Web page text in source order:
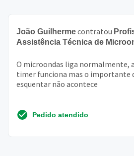
João Guilhermecontratou
Assistência Técnica de
O microondas liga normalmente,
timer funciona mas o importante
esquentar não acontece
Pedido atendido